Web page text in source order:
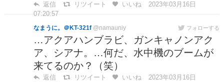
返信 リツイート いいね
2023年03月16日
07:20:57
なまうに。＠KT-321f @namauniy フォローする
…アクアハンブラビ、ガンキャノンアク
ア、シアナ。…何だ、水中機のブームが
来てるのか？（笑）
返信 リツイート いいね
2023年03月16日